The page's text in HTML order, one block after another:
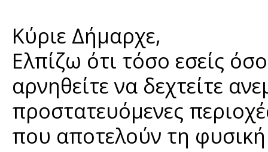
Κύριε Δήμαρχε,
Ελπίζω ότι τόσο εσείς
αρνηθείτε να δεχτείτε
προστατευόμενες
που αποτελούν τη φυσική